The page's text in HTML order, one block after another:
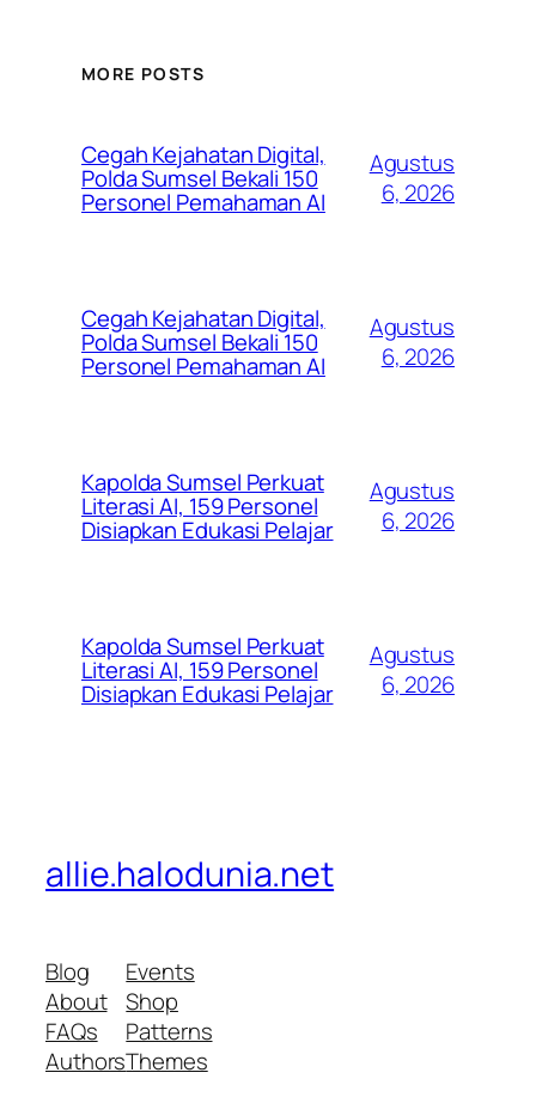
MORE POSTS
Cegah Kejahatan Digital,
Polda Sumsel Bekali 150
Personel Pemahaman AI
Agustus
6, 2026
Cegah Kejahatan Digital,
Polda Sumsel Bekali 150
Personel Pemahaman AI
Agustus
6, 2026
Kapolda Sumsel Perkuat
Literasi AI, 159 Personel
Disiapkan Edukasi Pelajar
Agustus
6, 2026
Kapolda Sumsel Perkuat
Literasi AI, 159 Personel
Disiapkan Edukasi Pelajar
Agustus
6, 2026
allie.halodunia.net
Blog
About
FAQs
Authors
Events
Shop
Patterns
Themes